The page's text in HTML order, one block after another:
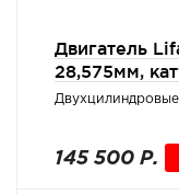
Двигатель
28,575мм,
Двухцилиндровые
145 500 Р.